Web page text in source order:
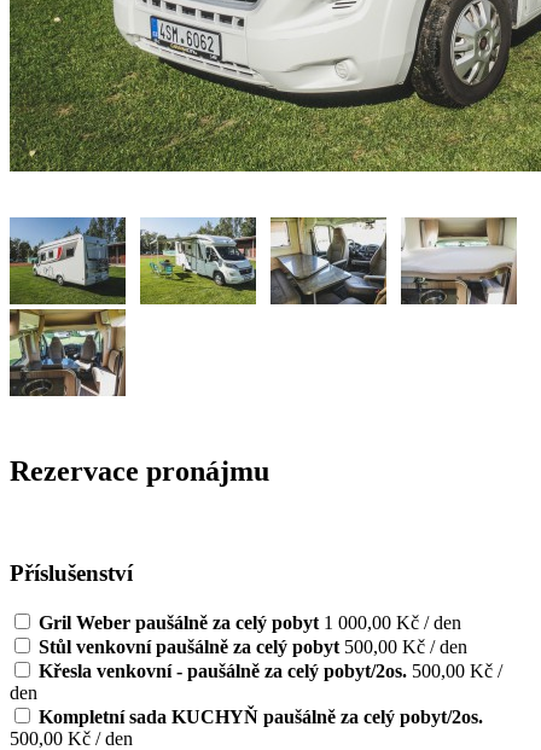
Rezervace pronájmu
Příslušenství
Gril Weber paušálně za celý pobyt 1 000,00 Kč / den
Stůl venkovní paušálně za celý pobyt 500,00 Kč / den
Křesla venkovní - paušálně za celý pobyt/2os. 500,00 Kč /
den
Kompletní sada KUCHYŇ paušálně za celý pobyt/2os.
500,00 Kč / den